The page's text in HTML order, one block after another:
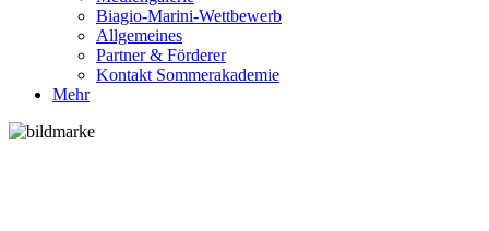
Biagio-Marini-Wettbewerb
Allgemeines
Partner & Förderer
Kontakt Sommerakademie
Mehr